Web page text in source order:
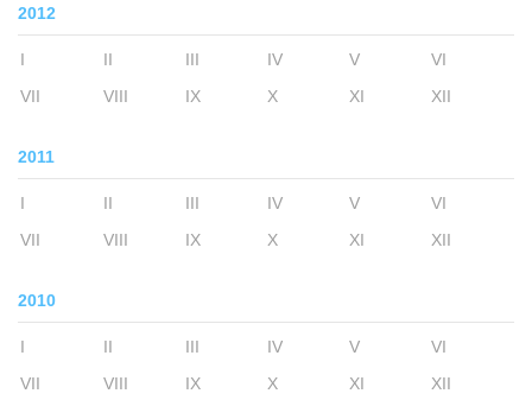
2012
I II III IV V
VI
VII
VIII IX X XI XII
2011
I II III IV V
VI
VII
VIII IX X XI XII
2010
I II III IV V
VI
VII
VIII IX X XI XII